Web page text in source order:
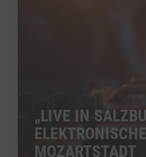
„LIVE IN
MOZARTSTADT